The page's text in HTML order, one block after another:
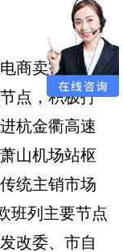
商卖家设立
点，积极打
杭金衢高速
山机场站枢
统主销市场
班列主要节点
改委、市自